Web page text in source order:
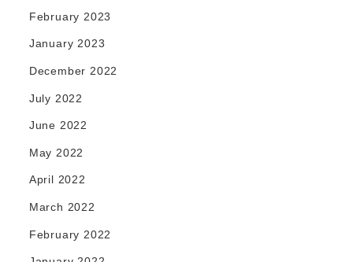
February 2023
January 2023
December 2022
July 2022
June 2022
May 2022
April 2022
March 2022
February 2022